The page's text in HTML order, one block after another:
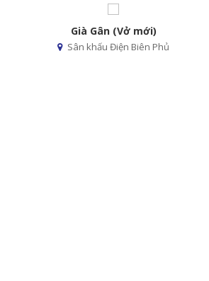
Già Gân (Vở mới)
Sân khấu Điện Biên Phủ